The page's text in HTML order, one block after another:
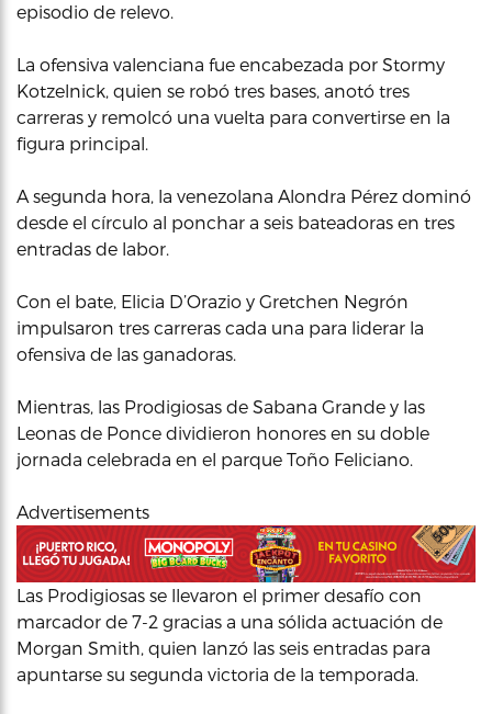
episodio de relevo.
La ofensiva valenciana fue encabezada por Stormy
Kotzelnick, quien se robó tres bases, anotó tres
carreras y remolcó una vuelta para convertirse en la
figura principal.
A segunda hora, la venezolana Alondra Pérez dominó
desde el círculo al ponchar a seis bateadoras en tres
entradas de labor.
Con el bate, Elicia D’Orazio y Gretchen Negrón
impulsaron tres carreras cada una para liderar la
ofensiva de las ganadoras.
Mientras, las Prodigiosas de Sabana Grande y las
Leonas de Ponce dividieron honores en su doble
jornada celebrada en el parque Toño Feliciano.
Advertisements
Las Prodigiosas se llevaron el primer desafío con
marcador de 7-2 gracias a una sólida actuación de
Morgan Smith, quien lanzó las seis entradas para
apuntarse su segunda victoria de la temporada.